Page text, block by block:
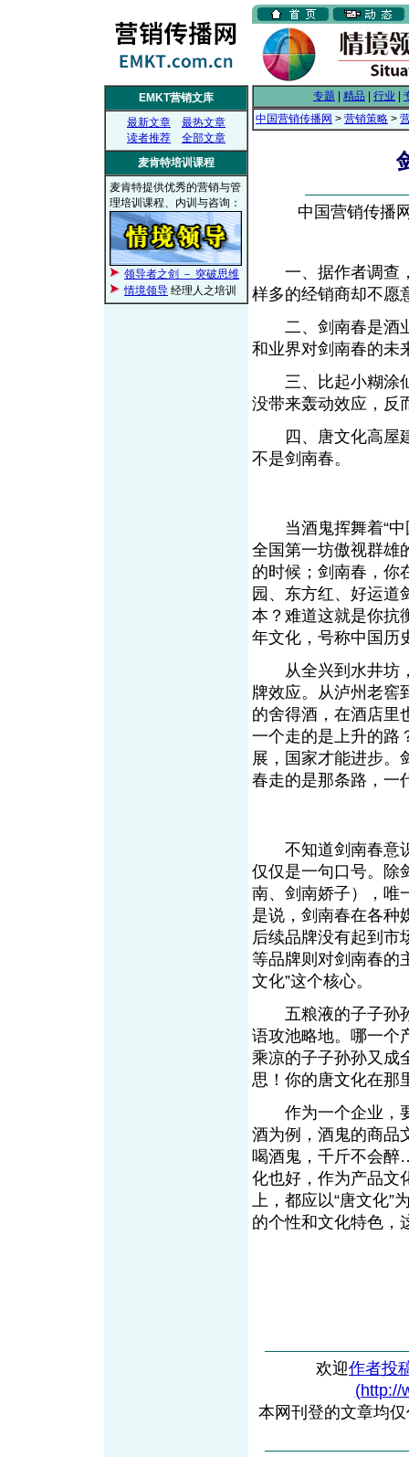
EMKT营销文库
最新文章
最热文章
读者推荐
全部文章
麦肯特培训课程
麦肯特提供优秀的营销与管
理培训课程、内训与咨询：
领导者之剑 － 突破思维
情境领导 经理人之培训
专题 精品 行业
中国营销传播网 > 营销策略 >
中国营销传播
一、据作者调查，
样多的经销商却不愿
二、剑南春是酒业
和业界对剑南春的未
三、比起小糊涂仙
没带来轰动效应，反
四、唐文化高屋建
不是剑南春。
当酒鬼挥舞着“中
全国第一坊傲视群雄
的时候；剑南春，你
园、东方红、好运道
本？难道这就是你抗
年文化，号称中国历
从全兴到水井坊，
牌效应。从泸州老窖
的舍得酒，在酒店里
一个走的是上升的路
展，国家才能进步。
春走的是那条路，一
不知道剑南春意识
仅仅是一句口号。除
南、剑南娇子），唯
是说，剑南春在各种
后续品牌没有起到市
等品牌则对剑南春的
文化”这个核心。
五粮液的子子孙孙
语攻池略地。哪一个
乘凉的子子孙孙又成
思！你的唐文化在那
作为一个企业，要
酒为例，酒鬼的商品
喝酒鬼，千斤不会醉
化也好，作为产品文
上，都应以“唐文化”
的个性和文化特色，
欢迎作者投
(http://
本网刊登的文章均